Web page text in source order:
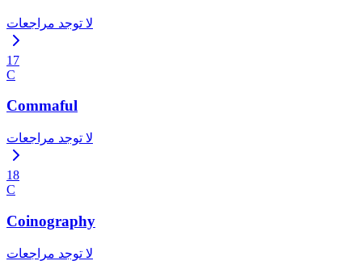
لا توجد مراجعات
17
C
Commaful
لا توجد مراجعات
18
C
Coinography
لا توجد مراجعات